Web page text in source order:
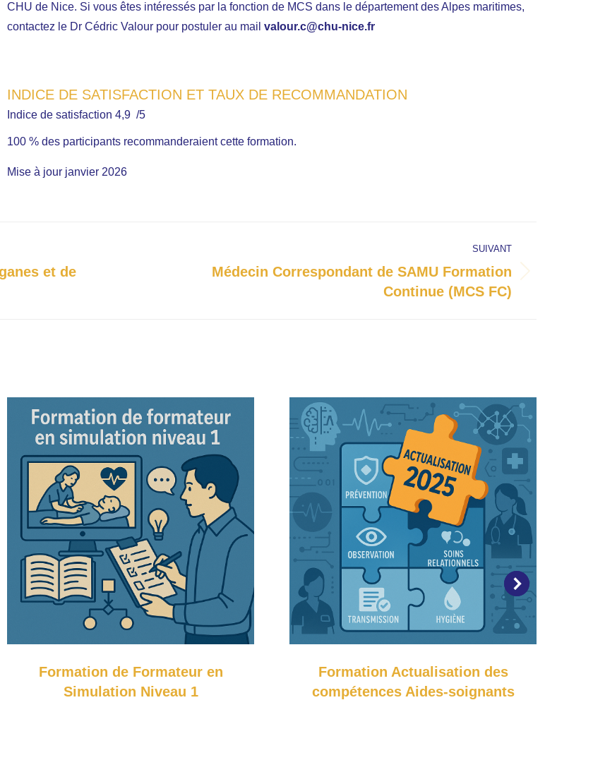
CHU de Nice. Si vous êtes intéressés par la fonction de MCS dans le département des Alpes maritimes,
contactez le Dr Cédric Valour pour postuler au mail valour.c@chu-nice.fr
INDICE DE SATISFACTION ET TAUX DE RECOMMANDATION
Indice de satisfaction 4,9 /5
100 % des participants recommanderaient cette formation.
Mise à jour janvier 2026
et de
SUIVANT
Médecin Correspondant de SAMU Formation
Continue (MCS FC)
Formation de Formateur en
Simulation Niveau 1
Formation Actualisation des
compétences Aides-soignants